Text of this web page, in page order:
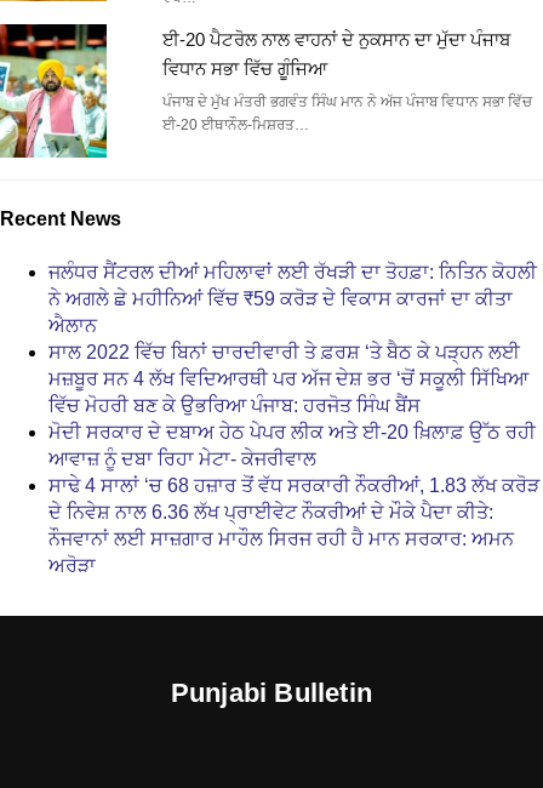
ਈ-20 ਪੈਟਰੋਲ ਨਾਲ ਵਾਹਨਾਂ ਦੇ ਨੁਕਸਾਨ ਦਾ ਮੁੱਦਾ ਪੰਜਾਬ
ਵਿਧਾਨ ਸਭਾ ਵਿੱਚ ਗੂੰਜਿਆ
ਪੰਜਾਬ ਦੇ ਮੁੱਖ ਮੰਤਰੀ ਭਗਵੰਤ ਸਿੰਘ ਮਾਨ ਨੇ ਅੱਜ ਪੰਜਾਬ ਵਿਧਾਨ ਸਭਾ ਵਿੱਚ
ਈ-20 ਈਥਾਨੌਲ-ਮਿਸ਼ਰਤ…
Recent News
ਜਲੰਧਰ ਸੈਂਟਰਲ ਦੀਆਂ ਮਹਿਲਾਵਾਂ ਲਈ ਰੱਖੜੀ ਦਾ ਤੋਹਫ਼ਾ: ਨਿਤਿਨ ਕੋਹਲੀ
ਨੇ ਅਗਲੇ ਛੇ ਮਹੀਨਿਆਂ ਵਿੱਚ ₹59 ਕਰੋੜ ਦੇ ਵਿਕਾਸ ਕਾਰਜਾਂ ਦਾ ਕੀਤਾ
ਐਲਾਨ
ਸਾਲ 2022 ਵਿੱਚ ਬਿਨਾਂ ਚਾਰਦੀਵਾਰੀ ਤੇ ਫ਼ਰਸ਼ ‘ਤੇ ਬੈਠ ਕੇ ਪੜ੍ਹਨ ਲਈ
ਮਜ਼ਬੂਰ ਸਨ 4 ਲੱਖ ਵਿਦਿਆਰਥੀ ਪਰ ਅੱਜ ਦੇਸ਼ ਭਰ ‘ਚੋਂ ਸਕੂਲੀ ਸਿੱਖਿਆ
ਵਿੱਚ ਮੋਹਰੀ ਬਣ ਕੇ ਉਭਰਿਆ ਪੰਜਾਬ: ਹਰਜੋਤ ਸਿੰਘ ਬੈਂਸ
ਮੋਦੀ ਸਰਕਾਰ ਦੇ ਦਬਾਅ ਹੇਠ ਪੇਪਰ ਲੀਕ ਅਤੇ ਈ-20 ਖ਼ਿਲਾਫ਼ ਉੱਠ ਰਹੀ
ਆਵਾਜ਼ ਨੂੰ ਦਬਾ ਰਿਹਾ ਮੇਟਾ- ਕੇਜਰੀਵਾਲ
ਸਾਢੇ 4 ਸਾਲਾਂ ‘ਚ 68 ਹਜ਼ਾਰ ਤੋਂ ਵੱਧ ਸਰਕਾਰੀ ਨੌਕਰੀਆਂ, 1.83 ਲੱਖ ਕਰੋੜ
ਦੇ ਨਿਵੇਸ਼ ਨਾਲ 6.36 ਲੱਖ ਪ੍ਰਾਈਵੇਟ ਨੌਕਰੀਆਂ ਦੇ ਮੌਕੇ ਪੈਦਾ ਕੀਤੇ:
ਨੌਜਵਾਨਾਂ ਲਈ ਸਾਜ਼ਗਾਰ ਮਾਹੌਲ ਸਿਰਜ ਰਹੀ ਹੈ ਮਾਨ ਸਰਕਾਰ: ਅਮਨ
ਅਰੋੜਾ
Punjabi Bulletin